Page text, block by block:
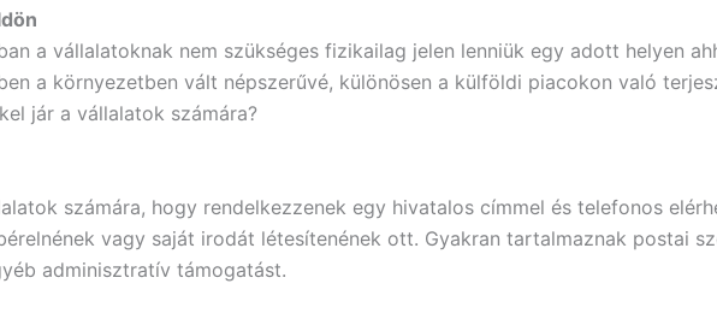
a vállalatoknak nem szükséges fizikailag jelen lenniük egy adott helyen
a környezetben vált népszerűvé, különösen a külföldi piacokon való
jár a vállalatok számára?
számára, hogy rendelkezzenek egy hivatalos címmel és telefonos
vagy saját irodát létesítenének ott. Gyakran tartalmaznak postai
adminisztratív támogatást.